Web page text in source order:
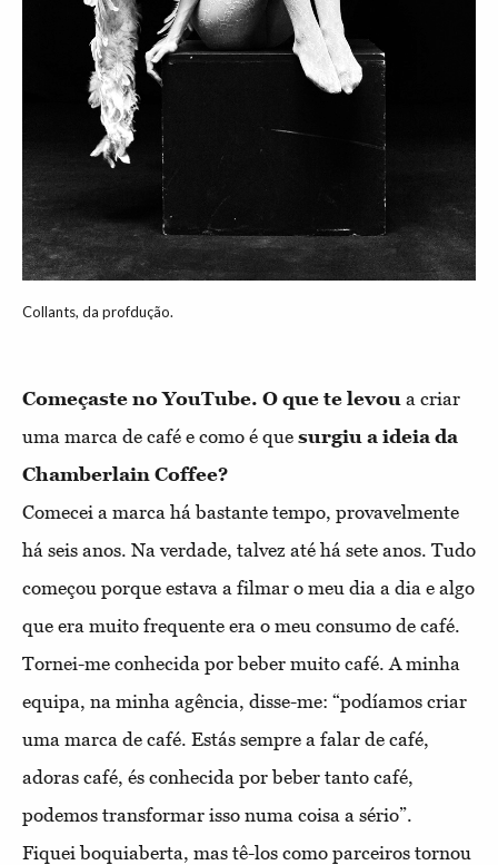
Collants, da profdução.
Começaste no YouTube. O que te levou a criar
uma marca de café e como é que surgiu a ideia da
Chamberlain Coffee?
Comecei a marca há bastante tempo, provavelmente
há seis anos. Na verdade, talvez até há sete anos. Tudo
começou porque estava a filmar o meu dia a dia e algo
que era muito frequente era o meu consumo de café.
Tornei-me conhecida por beber muito café. A minha
equipa, na minha agência, disse-me: “podíamos criar
uma marca de café. Estás sempre a falar de café,
adoras café, és conhecida por beber tanto café,
podemos transformar isso numa coisa a sério”.
Fiqueiboquiaberta, mas tê-los como parceiros tornou